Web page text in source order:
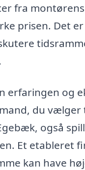
fra
prisen. Det
erfaringen og
du
også
Et etableret
kan have